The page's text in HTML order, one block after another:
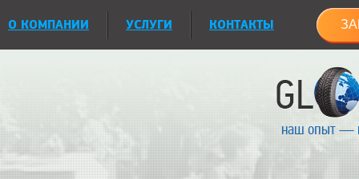
О КОМПАНИИ УСЛУГИ КОНТАКТЫ
наш опыт —